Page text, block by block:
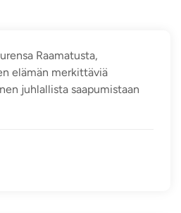
Raamatusta,
elämän merkittäviä
juhlallista saapumistaan